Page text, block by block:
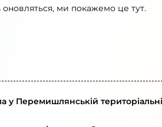
оновляться, ми покажемо це тут.
у Перемишлянській